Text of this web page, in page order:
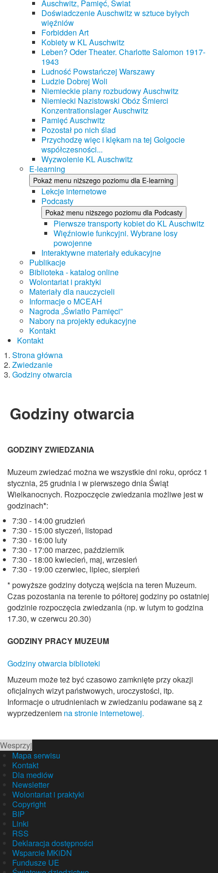
Auschwitz, Pamięć, Świat
Doświadczenie Auschwitz w sztuce byłych
więźniów
Forbidden Art
Kobiety w KL Auschwitz
Leben? Oder Theater. Charlotte Salomon 1917-
1943
Ludność Powstańczej Warszawy
Ludzie Dobrej Woli
Niemieckie plany rozbudowy Auschwitz
Niemiecki Nazistowski Obóz Śmierci
Konzentrationslager Auschwitz
Pamięć Auschwitz
Pozostał po nich ślad
Przychodzę więc i klękam na tej Golgocie
współczesności...
Wyzwolenie KL Auschwitz
E-learning
Pokaż menu niższego poziomu dla E-learning
Lekcje internetowe
Podcasty
Pokaż menu niższego poziomu dla Podcasty
Pierwsze transporty kobiet do KL Auschwitz
Więźniowie funkcyjni. Wybrane losy
powojenne
Interaktywne materiały edukacyjne
Publikacje
Biblioteka - katalog online
Wolontariat i praktyki
Materiały dla nauczycieli
Informacje o MCEAH
Nagroda „Światło Pamięci”
Nabory na projekty edukacyjne
Kontakt
Kontakt
Strona główna
Zwiedzanie
Godziny otwarcia
Godziny otwarcia
GODZINY ZWIEDZANIA
Muzeum zwiedzać można we wszystkie dni roku, oprócz 1
stycznia, 25 grudnia i w pierwszego dnia Świąt
Wielkanocnych. Rozpoczęcie zwiedzania możliwe jest w
godzinach*:
7:30 - 14:00 grudzień
7:30 - 15:00 styczeń, listopad
7:30 - 16:00 luty
7:30 - 17:00 marzec, październik
7:30 - 18:00 kwiecień, maj, wrzesień
7:30 - 19:00 czerwiec, lipiec, sierpień
* powyższe godziny dotyczą wejścia na teren Muzeum.
Czas pozostania na terenie to półtorej godziny po ostatniej
godzinie rozpoczęcia zwiedzania (np. w lutym to godzina
17.30, w czerwcu 20.30)
GODZINY PRACY MUZEUM
Godziny otwarcia biblioteki
Muzeum może też być czasowo zamknięte przy okazji
oficjalnych wizyt państwowych, uroczystości, itp.
Informacje o utrudnieniach w zwiedzaniu podawane są z
wyprzedzeniem na stronie internetowej.
Wesprzyj
Mapa serwisu
Kontakt
Dla mediów
Newsletter
Wolontariat i praktyki
Copyright
BIP
Linki
RSS
Deklaracja dostępności
Wsparcie MKiDN
Fundusze UE